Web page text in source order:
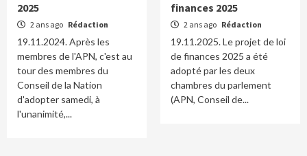
2025
2 ans ago Rédaction
19.11.2024. Après les
membres de l'APN, c'est au
tour des membres du
Conseil de la Nation
d'adopter samedi, à
l'unanimité,...
finances 2025
2 ans ago Rédaction
19.11.2025. Le projet de loi
de finances 2025 a été
adopté par les deux
chambres du parlement
(APN, Conseil de...